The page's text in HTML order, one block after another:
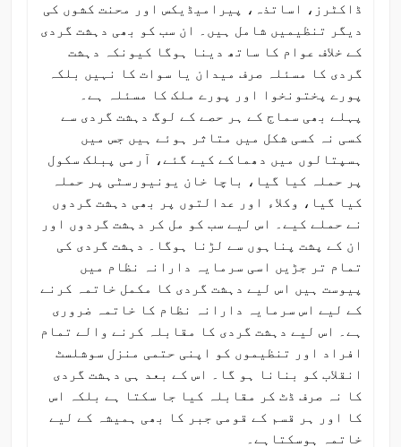
ڈاکٹرز، اساتذہ، پیرامیڈیکس اور محنت کشوں کی
دیگر تنظیمیں شامل ہیں۔ ان سب کو بھی دہشت گردی
کے خلاف عوام کا ساتھ دینا ہوگا کیونکہ دہشت
گردی کا مسئلہ صرف میدان یا سوات کا نہیں بلکہ
پورے پختونخوا اور پورے ملک کا مسئلہ ہے۔
پہلے بھی سماج کے ہر حصے کے لوگ دہشت گردی سے
کسی نہ کسی شکل میں متاثر ہوئے ہیں جس میں
ہسپتالوں میں دھماکے کیے گئے، آرمی پبلک سکول
پر حملہ کیا گیا، باچا خان یونیورسٹی پر حملہ
کیا گیا، وکلاء اور عدالتوں پر بھی دہشت گردوں
نے حملے کیے۔ اس لیے سب کو مل کر دہشت گردوں اور
ان کے پشت پناہوں سے لڑنا ہوگا۔ دہشت گردی کی
تمام تر جڑیں اسی سرمایہ دارانہ نظام میں
پیوست ہیں اس لیے دہشت گردی کا مکمل خاتمہ کرنے
کے لیے اس سرمایہ دارانہ نظام کا خاتمہ ضروری
ہے۔ اس لیے دہشت گردی کا مقابلہ کرنے والے تمام
افراد اور تنظیموں کو اپنی حتمی منزل سوشلسٹ
انقلاب کو بنانا ہو گا۔ اس کے بعد ہی دہشت گردی
کا نہ صرف ڈٹ کر مقابلہ کیا جا سکتا ہے بلکہ اس
کا اور ہر قسم کے قومی جبر کا بھی ہمیشہ کے لیے
خاتمہ ہوسکتاہے۔